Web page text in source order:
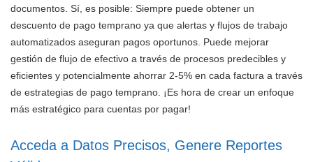
documentos. Sí, es posible: Siempre puede obtener un
descuento de pago temprano ya que alertas y flujos de trabajo
automatizados aseguran pagos oportunos. Puede mejorar
gestión de flujo de efectivo a través de procesos predecibles y
eficientes y potencialmente ahorrar 2-5% en cada factura a través
de estrategias de pago temprano. ¡Es hora de crear un enfoque
más estratégico para cuentas por pagar!
Acceda a Datos Precisos, Genere Reportes